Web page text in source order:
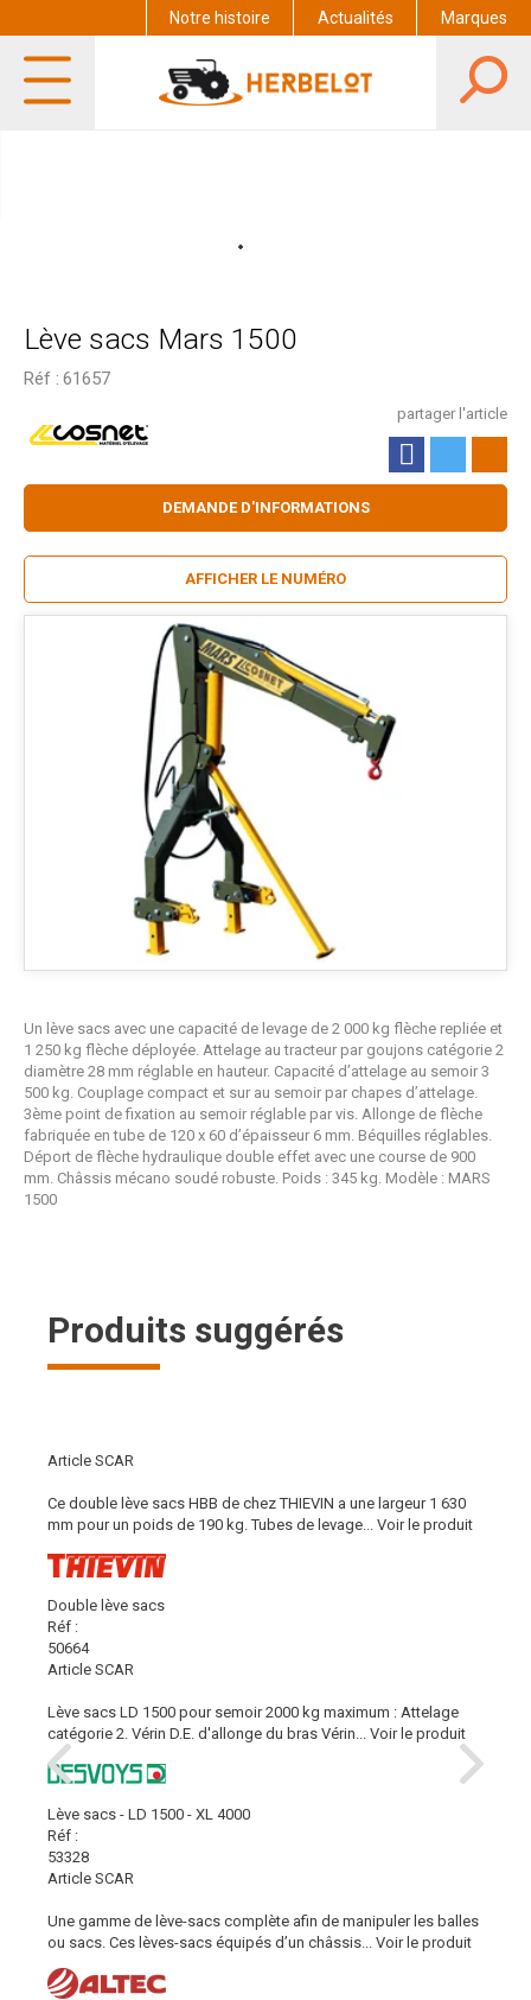
Notre histoire Actualités Marques
Lève sacs Mars 1500
Réf : 61657
partager l'article
Un lève sacs avec une capacité de levage de 2 000 kg flèche repliée et
1 250 kg flèche déployée. Attelage au tracteur par goujons catégorie 2
diamètre 28 mm réglable en hauteur. Capacité d’attelage au semoir 3
500 kg. Couplage compact et sur au semoir par chapes d’attelage.
3ème point de fixation au semoir réglable par vis. Allonge de flèche
fabriquée en tube de 120 x 60 d’épaisseur 6 mm. Béquilles réglables.
Déport de flèche hydraulique double effet avec une course de 900
mm. Châssis mécano soudé robuste. Poids : 345 kg. Modèle : MARS
1500
DEMANDE D'INFORMATIONS
AFFICHER LE NUMÉRO
Produits suggérés
Article SCAR
Ce double lève sacs HBB de chez THIEVIN a une largeur 1 630
mm pour un poids de 190 kg. Tubes de levage...
Voir le produit
Double lève sacs
Réf :
50664
Article SCAR
Lève sacs LD 1500 pour semoir 2000 kg maximum : Attelage
catégorie 2. Vérin D.E. d'allonge du bras Vérin...
Voir le produit
Lève sacs - LD 1500 - XL 4000
Réf :
53328
Article SCAR
Une gamme de lève-sacs complète afin de manipuler les balles
ou sacs. Ces lèves-sacs équipés d’un châssis...
Voir le produit